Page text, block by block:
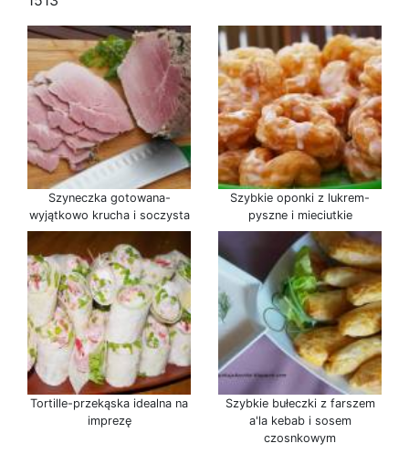
Szyneczka gotowana-
wyjątkowo krucha i soczysta
Szybkie oponki z lukrem-
pyszne i mieciutkie
Tortille-przekąska idealna na
imprezę
Szybkie bułeczki z farszem
a'la kebab i sosem
czosnkowym